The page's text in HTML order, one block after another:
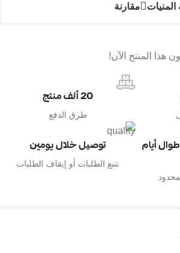
مقارنة
المنتج الآن!
20 ألف منتج
طرق الدفع
أيام توصيل خلال يومين
تتبع الطلبات أو إيقاف الطلبات